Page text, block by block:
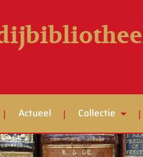
Actueel Collectie